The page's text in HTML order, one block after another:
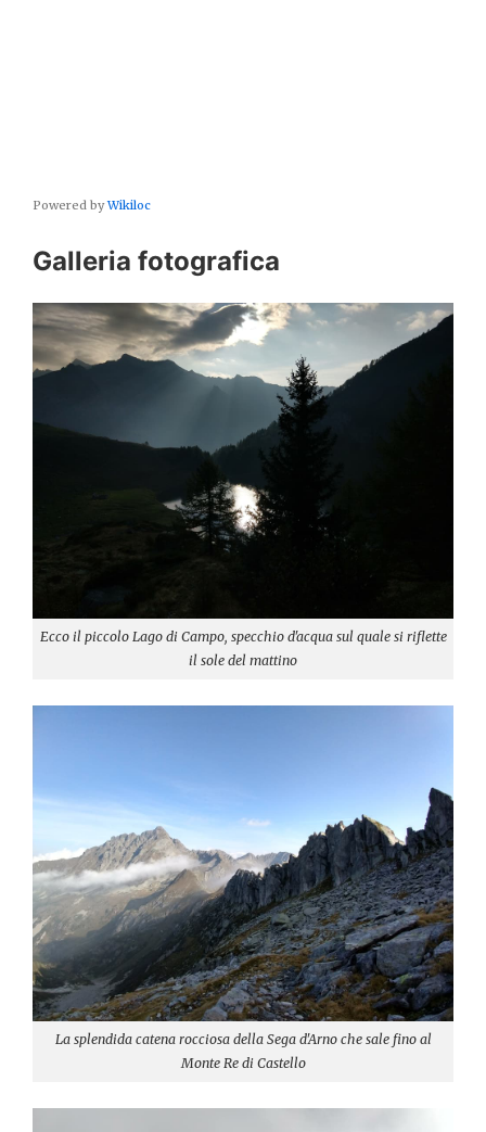
Powered byWikiloc
Galleria fotografica
Ecco il piccolo Lago di Campo, specchio d'acqua sul quale si riflette
il sole del mattino
La splendida catena rocciosa della Sega d'Arno che sale fino al
Monte Re di Castello